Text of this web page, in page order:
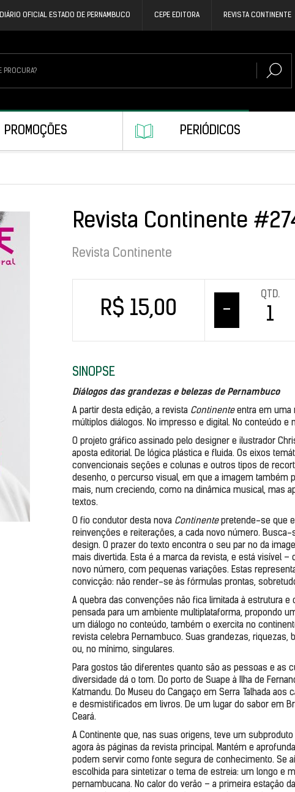
DIÁRIO OFICIAL ESTADO DE PERNAMBUCO CEPE EDITORA REVISTA CONTINENTE
PROMOÇÕES PERIÓDICOS
Revista Continente
Revista Continente
R$ 15,00 –
QTD.
SINOPSE
Diálogos das grandezas e belezas de Pernambuco
A partir desta edição, a revista Continente entra em uma
múltiplos diálogos. No impresso e digital. No conteúdo e
O projeto gráfico assinado pelo designer e ilustrador
aposta editorial. De lógica plástica e fluida. Os eixos
convencionais seções e colunas e outros tipos de
desenho, o percurso visual, em que a imagem também
mais, num creciendo, como na dinâmica musical, mas
textos.
O fio condutor desta nova Continente pretende-se que
reinvenções e reiterações, a cada novo número.
design. O prazer do texto encontra o seu par no da
mais divertida. Esta é a marca da revista, e está visível –
novo número, com pequenas variações. Estas
convicção: não render-se às fórmulas prontas,
A quebra das convenções não fica limitada à estrutura e
pensada para um ambiente multiplataforma, propondo
um diálogo no conteúdo, também o exercita no
revista celebra Pernambuco. Suas grandezas, riquezas,
ou, no mínimo, singulares.
Para gostos tão diferentes quanto são as pessoas e as
diversidade dá o tom. Do porto de Suape à Ilha de
Katmandu. Do Museu do Cangaço em Serra Talhada
e desmistificados em livros. De um lugar do sabor em
Ceará.
A Continente que, nas suas origens, teve um
agora às páginas da revista principal. Mantém e
podem servir como fonte segura de conhecimento. Se
escolhida para sintetizar o tema de estreia: um longo e
pernambucana. No calor do verão – a primeira estação